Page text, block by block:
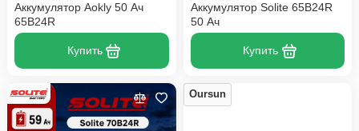
Аккумулятор Aokly 50 Ач
65B24R
Купить
Аккумулятор Solite 65B24R
50 Ач
Купить
Oursun